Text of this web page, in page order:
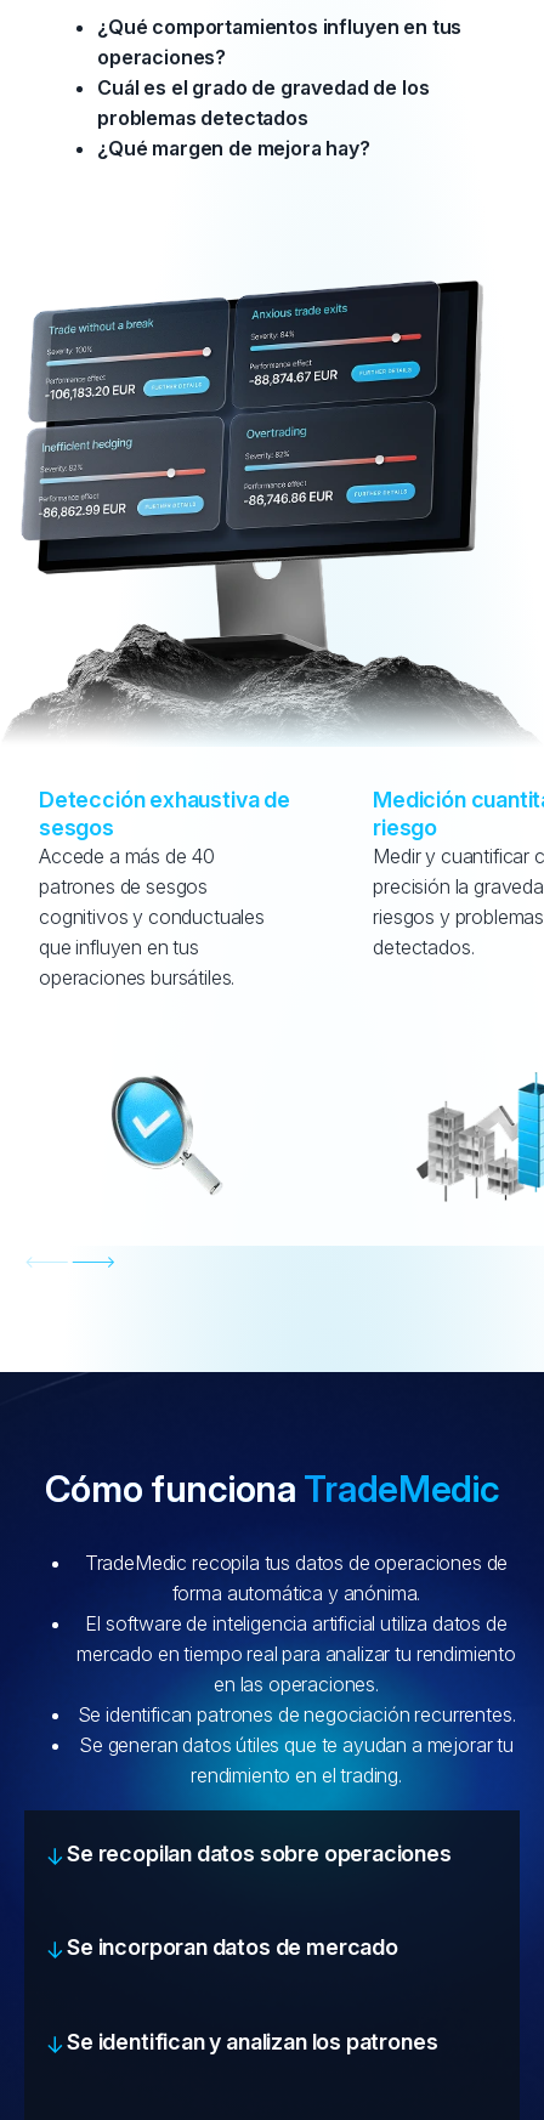
¿Qué comportamientos influyen en tus
operaciones?
Cuál es el grado de gravedad de los
problemas detectados
¿Qué margen de mejora hay?
Detección exhaustiva de
sesgos
Accede a más de 40
patrones de sesgos
cognitivos y conductuales
que influyen en tus
operaciones bursátiles.
Medición
riesgo
Medir y cuantificar
precisión la
riesgos y problemas
detectados.
Cómo funciona TradeMedic
TradeMedic recopila tus datos de operaciones de
forma automática y anónima.
El software de inteligencia artificial utiliza datos de
mercado en tiempo real para analizar tu rendimiento
en las operaciones.
Se identifican patrones de negociación recurrentes.
Se generan datos útiles que te ayudan a mejorar tu
rendimiento en el trading.
Se recopilan datos sobre operaciones
Se incorporan datos de mercado
Se identifican y analizan los patrones